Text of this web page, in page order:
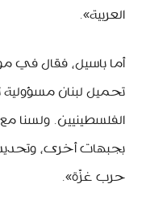
العربية».
أما باسيل، فقال
تحميل لبنان
الفلسطينيين. ولسنا
بجبهات أخرى،
حرب غزّة».